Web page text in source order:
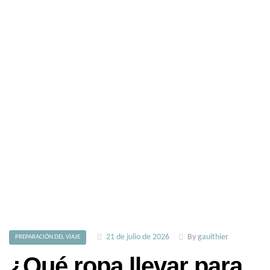
PREPARACIÓN DEL VIAJE 21 de julio de 2026 By gaulthier